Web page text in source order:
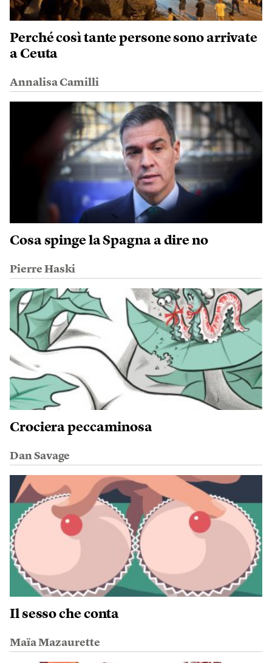
Perché così tante persone sono arrivate
a Ceuta
Annalisa Camilli
Cosa spinge la Spagna a dire no
Pierre Haski
Crociera peccaminosa
Dan Savage
Il sesso che conta
Maïa Mazaurette